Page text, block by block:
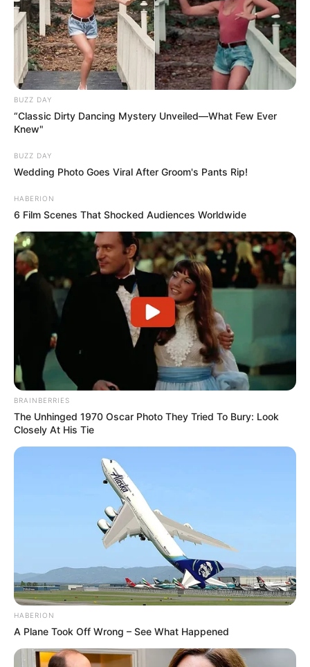
BUZZ DAY
“Classic Dirty Dancing Mystery Unveiled—What Few Ever
Knew"
BUZZ DAY
Wedding Photo Goes Viral After Groom's Pants Rip!
HABERION
6 Film Scenes That Shocked Audiences Worldwide
BRAINBERRIES
The Unhinged 1970 Oscar Photo They Tried To Bury: Look
Closely At His Tie
HABERION
A Plane Took Off Wrong – See What Happened